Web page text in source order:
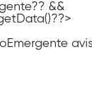
&&